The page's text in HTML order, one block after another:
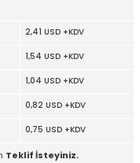
2,41 USD +KDV
1,54 USD +KDV
1,04 USD +KDV
0,82 USD +KDV
0,75 USD +KDV
Teklif İsteyiniz.